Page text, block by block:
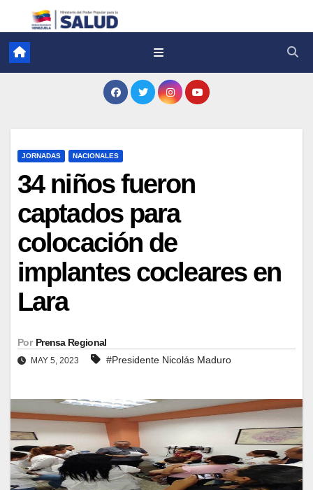
JORNADAS NACIONALES
34 niños fueron
captados para
colocación de
implantes cocleares en
Lara
Por Prensa Regional
MAY 5, 2023 #Presidente Nicolás Maduro